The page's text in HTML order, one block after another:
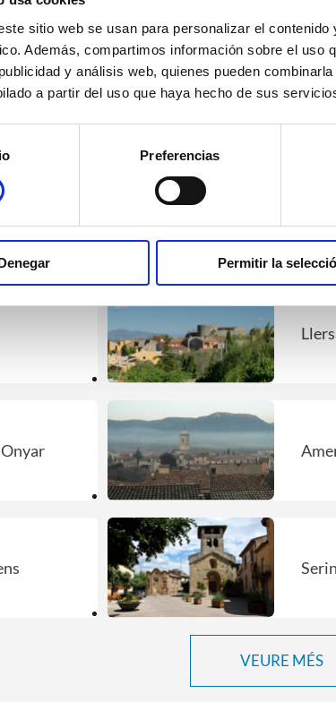
sitio web se usan para personalizar el
Además, compartimos información sobre el uso
y análisis web, quienes pueden
a partir del uso que haya hecho de sus
Preferencias
Permitir la
Llers
VEURE MÉS